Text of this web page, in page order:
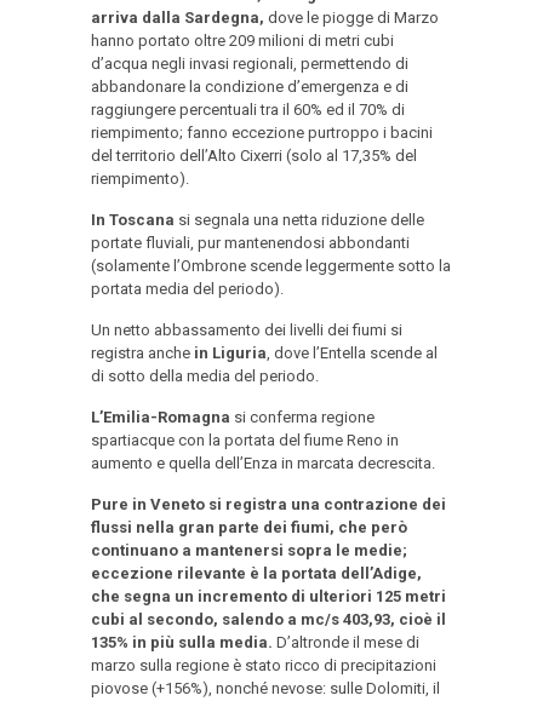
arriva dalla Sardegna, dove le piogge di Marzo
hanno portato oltre 209 milioni di metri cubi
d’acqua negli invasi regionali, permettendo di
abbandonare la condizione d’emergenza e di
raggiungere percentuali tra il 60% ed il 70% di
riempimento; fanno eccezione purtroppo i bacini
del territorio dell’Alto Cixerri (solo al 17,35% del
riempimento).
In Toscana si segnala una netta riduzione delle
portate fluviali, pur mantenendosi abbondanti
(solamente l’Ombrone scende leggermente sotto la
portata media del periodo).
Un netto abbassamento dei livelli dei fiumi si
registra anche in Liguria, dove l’Entella scende al
di sotto della media del periodo.
L’Emilia-Romagna si conferma regione
spartiacque con la portata del fiume Reno in
aumento e quella dell’Enza in marcata decrescita.
Pure in Veneto si registra una contrazione dei
flussi nella gran parte dei fiumi, che però
continuano a mantenersi sopra le medie;
eccezione rilevante è la portata dell’Adige,
che segna un incremento di ulteriori 125 metri
cubi al secondo, salendo a mc/s 403,93, cioè il
135% in più sulla media. D’altronde il mese di
marzo sulla regione è stato ricco di precipitazioni
piovose (+156%), nonché nevose: sulle Dolomiti, il